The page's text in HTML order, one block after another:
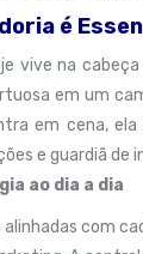
é
vive na
em um
em cena, ela
e guardiã de
ao dia a dia
com